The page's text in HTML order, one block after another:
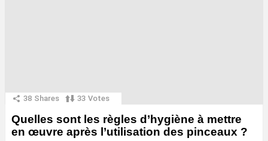
38 Shares 33 Votes
Quelles sont les règles d’hygiène à mettre
en œuvre après l’utilisation des pinceaux ?